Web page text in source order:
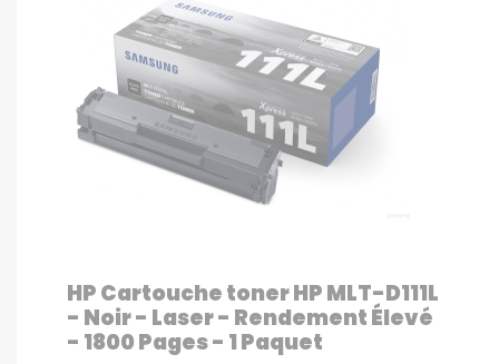
HP Cartouche toner HP MLT-D111L
- Noir - Laser - Rendement Élevé
- 1800 Pages - 1 Paquet